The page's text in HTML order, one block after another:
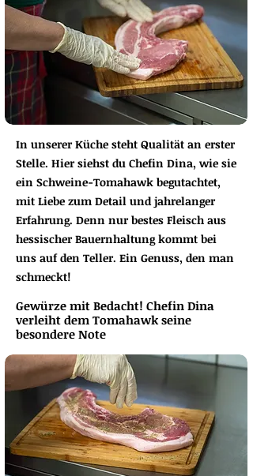
In unserer Küche steht Qualität an erster
Stelle. Hier siehst du Chefin Dina, wie sie
ein Schweine-Tomahawk begutachtet,
mit Liebe zum Detail und jahrelanger
Erfahrung. Denn nur bestes Fleisch aus
hessischer Bauernhaltung kommt bei
uns auf den Teller. Ein Genuss, den man
schmeckt!
Gewürze mit Bedacht! Chefin Dina
verleiht dem Tomahawk seine
besondere Note